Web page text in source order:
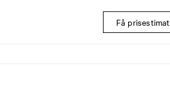
Få prisestimat